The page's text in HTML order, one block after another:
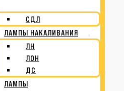
СДЛ
ЛАМПЫ НАКАЛИВАНИЯ
ЛН
ЛОН
ДС
ЛАМПЫ